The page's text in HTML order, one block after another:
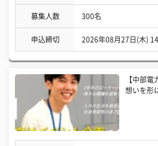
募集人数 300名
申込締切 2026年08月27日(木)
【中部電
想いを形